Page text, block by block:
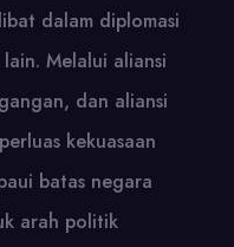
dalam diplomasi
Melalui aliansi
dan aliansi
kekuasaan
batas negara
arah politik